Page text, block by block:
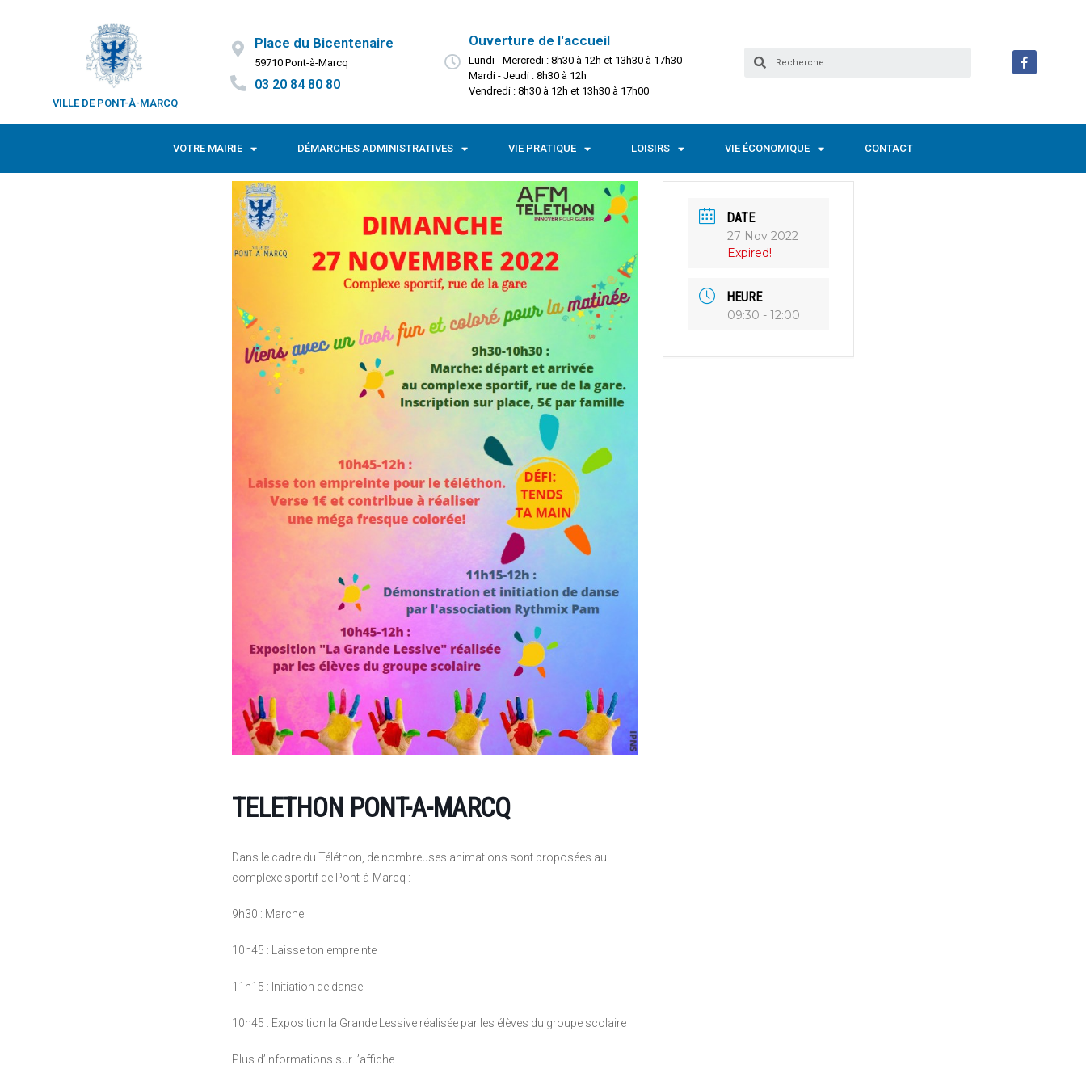
VILLE DE PONT-À-MARCQ
Place du Bicentenaire
59710 Pont-à-Marcq
03 20 84 80 80
Ouverture de l'accueil
Lundi - Mercredi : 8h30 à 12h et 13h30 à 17h30
Mardi - Jeudi : 8h30 à 12h
Vendredi : 8h30 à 12h et 13h30 à 17h00
VOTRE MAIRIE DÉMARCHES ADMINISTRATIVES VIE PRATIQUE LOISIRS VIE ÉCONOMIQUE CONTACT
TELETHON PONT-A-MARCQ
Dans le cadre du Téléthon, de nombreuses animations sont proposées au
complexe sportif de Pont-à-Marcq :
9h30 : Marche
10h45 : Laisse ton empreinte
11h15 : Initiation de danse
10h45 : Exposition la Grande Lessive réalisée par les élèves du groupe scolaire
Plus d’informations sur l’affiche
DATE
27 Nov 2022
Expired!
HEURE
09:30 - 12:00